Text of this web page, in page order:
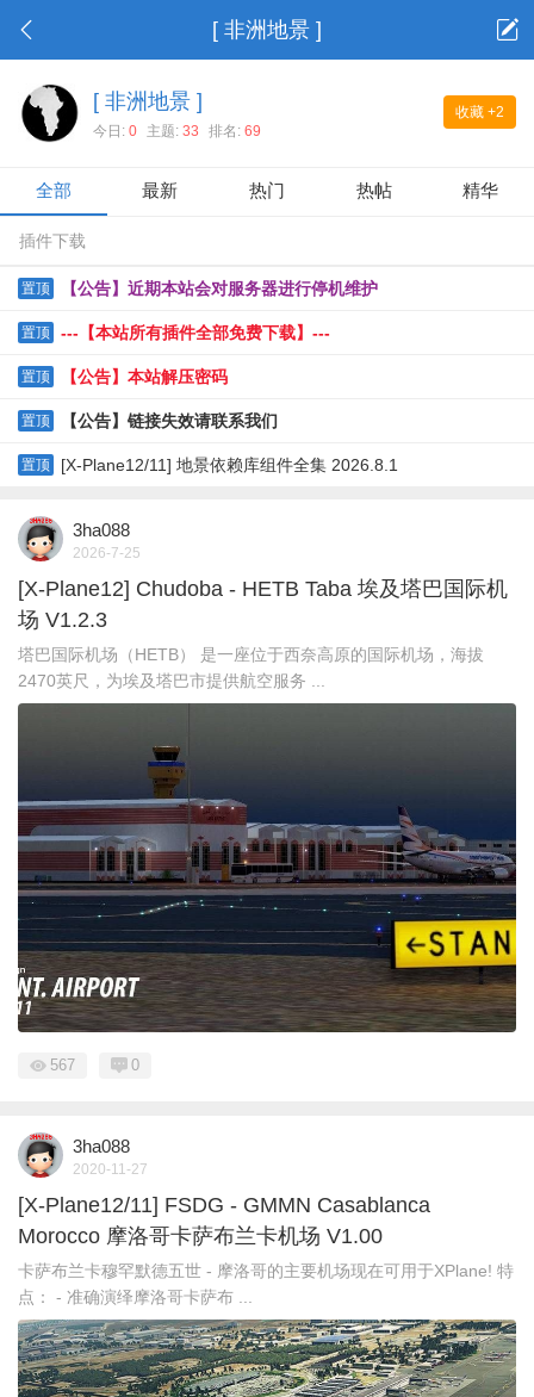
[ 非洲地景 ]
收藏 +2
[ 非洲地景 ]
今日:0 主题:33 排名:69
全部 最新 热门 热帖 精华
插件下载
置顶 【公告】近期本站会对服务器进行停机维护
置顶 ---【本站所有插件全部免费下载】---
置顶 【公告】本站解压密码
置顶 【公告】链接失效请联系我们
置顶 [X-Plane12/11] 地景依赖库组件全集 2026.8.1
3ha088
2026-7-25
[X-Plane12] Chudoba - HETB Taba 埃及塔巴国际机
场 V1.2.3
塔巴国际机场（HETB） 是一座位于西奈高原的国际机场，海拔
2470英尺，为埃及塔巴市提供航空服务 ...
567 0
3ha088
2020-11-27
[X-Plane12/11] FSDG - GMMN Casablanca
Morocco 摩洛哥卡萨布兰卡机场 V1.00
卡萨布兰卡穆罕默德五世 - 摩洛哥的主要机场现在可用于XPlane! 特
点： - 准确演绎摩洛哥卡萨布 ...